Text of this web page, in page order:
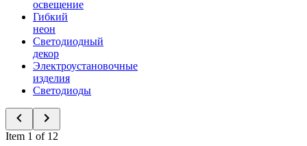
освещение
Гибкий
неон
Светодиодный
декор
Электроустановочные
изделия
Светодиоды
Item 1 of 12